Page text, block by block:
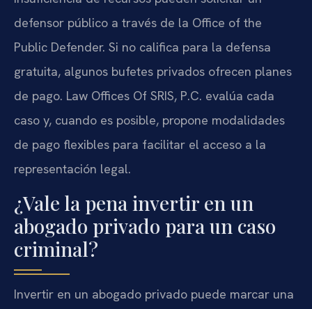
defensor público a través de la Office of the
Public Defender. Si no califica para la defensa
gratuita, algunos bufetes privados ofrecen planes
de pago. Law Offices Of SRIS, P.C. evalúa cada
caso y, cuando es posible, propone modalidades
de pago flexibles para facilitar el acceso a la
representación legal.
¿Vale la pena invertir en un
abogado privado para un caso
criminal?
Invertir en un abogado privado puede marcar una